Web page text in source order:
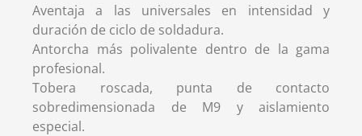
Aventaja a las universales en intensidad y
duración de ciclo de soldadura.
Antorcha más polivalente dentro de la gama
profesional.
Tobera roscada, punta de contacto
sobredimensionada de M9 y aislamiento
especial.